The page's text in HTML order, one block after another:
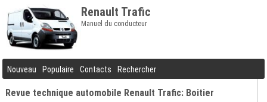
Renault Trafic
Manuel du conducteur
Nouveau Populaire Contacts Rechercher
Revue technique automobile Renault Trafic: Boitier